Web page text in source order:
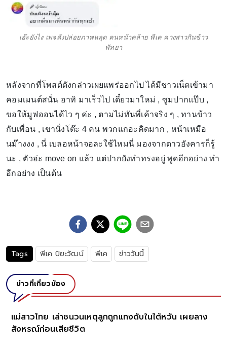
เอ๊ะยังไง เพจดังปล่อยภาพหลุด คนหน้าคล้าย พีเค ควงสาวกินข้าว
พัทยา
หลังจากที่โพสต์ดังกล่าวเผยแพร่ออกไป ได้มีชาวเน็ตเข้ามา
คอมเมนต์สนั่น อาทิ มาเร็วไป เดี๋ยวมาใหม่ , ซูมปากแป๊บ ,
ขอให้มูฟออนได้ไว ๆ ค่ะ , ตามไม่ทันพี่เค้าจริง ๆ , ทานข้าว
กับเพื่อน , เขานั่งโต๊ะ 4 คน พวกแกอะคิดมาก , หน้าเหมือ
นม๊างงง , นี่ เบลอหน้าจอละใช้ไหมนี่ มองจากดาวอังคารก็รู้
นะ , ตัวอ่ะ move on แล้ว แต่ปากยังทำทรงอยู่ พูดอีกอย่าง ทำ
อีกอย่าง เป็นต้น
Tags พีเค ปิยะวัฒน์ พีเค ข่าววันนี้
ข่าวที่เกี่ยวข้อง